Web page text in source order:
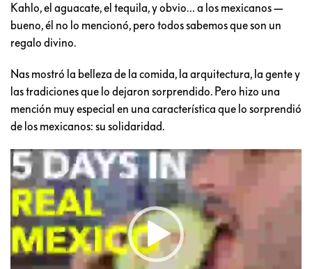
Kahlo, el aguacate, el tequila, y obvio… a los mexicanos —
bueno, él no lo mencionó, pero todos sabemos que son un
regalo divino.
Nas mostró la belleza de la comida, la arquitectura, la gente y
las tradiciones que lo dejaron sorprendido. Pero hizo una
mención muy especial en una característica que lo sorprendió
de los mexicanos: su solidaridad.
Reproductor
de
vídeo